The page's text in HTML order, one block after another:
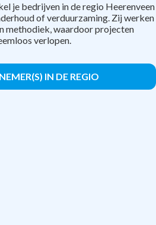
je bedrijven in de regio Heerenveen
of verduurzaming. Zij werken
methodiek, waardoor projecten
verlopen.
IN DE REGIO